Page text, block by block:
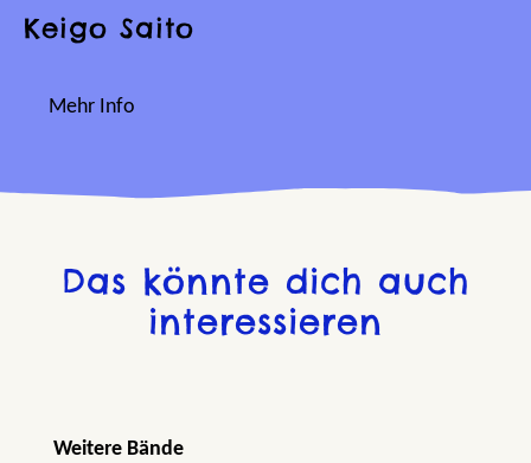
Keigo Saito
Mehr Info
Das könnte dich auch
interessieren
Produktgalerie überspringen
Weitere Bände